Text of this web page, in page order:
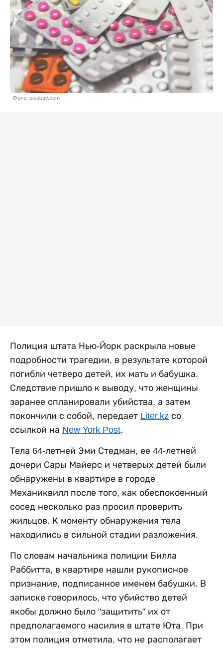
Фото: pixabay.com
Полиция штата Нью-Йорк раскрыла новые
подробности трагедии, в результате которой
погибли четверо детей, их мать и бабушка.
Следствие пришло к выводу, что женщины
заранее спланировали убийства, а затем
покончили с собой, передает Liter.kz со
ссылкой на New York Post.
Тела 64-летней Эми Стедман, ее 44-летней
дочери Сары Майерс и четверых детей были
обнаружены в квартире в городе
Механиквилл после того, как обеспокоенный
сосед несколько раз просил проверить
жильцов. К моменту обнаружения тела
находились в сильной стадии разложения.
По словам начальника полиции Билла
Раббитта, в квартире нашли рукописное
признание, подписанное именем бабушки. В
записке говорилось, что убийство детей
якобы должно было "защитить” их от
предполагаемого насилия в штате Юта. При
этом полиция отметила, что не располагает